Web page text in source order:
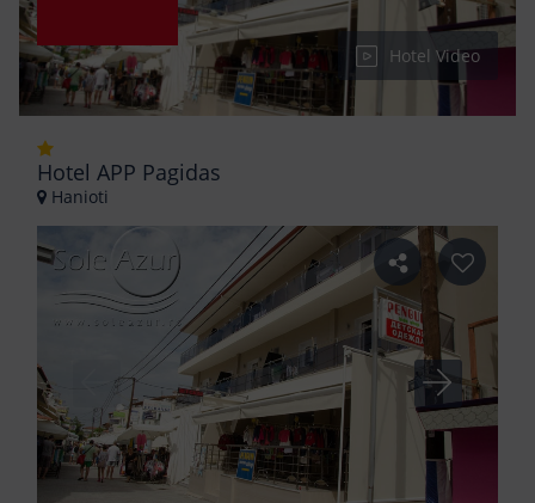
Hotel Video
Hotel APP Pagidas
Hanioti